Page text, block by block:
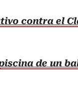
contra el
de un